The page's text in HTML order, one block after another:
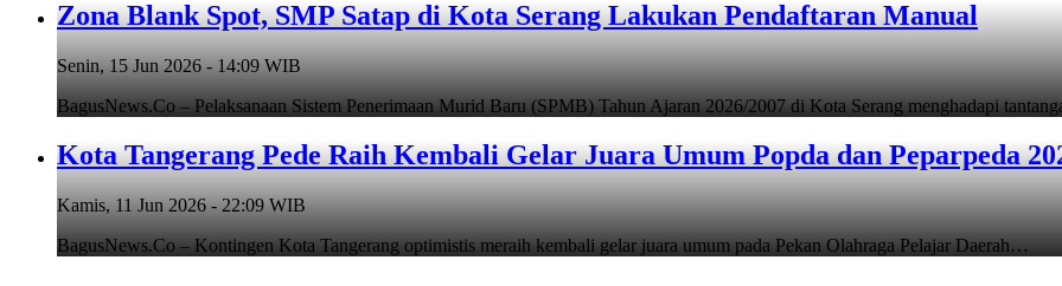
Zona Blank Spot, SMP Satap di Kota Serang Lakukan Pendaftaran Manual
Senin, 15 Jun 2026 - 14:09 WIB
BagusNews.Co – Pelaksanaan Sistem Penerimaan Murid Baru (SPMB) Tahun Ajaran 2026/2007 di Kota Serang menghadapi
Kota Tangerang Pede Raih Kembali Gelar Juara Umum Popda dan Peparpeda
Kamis, 11 Jun 2026 - 22:09 WIB
BagusNews.Co – Kontingen Kota Tangerang optimistis meraih kembali gelar juara umum pada Pekan Olahraga Pelajar Daerah…